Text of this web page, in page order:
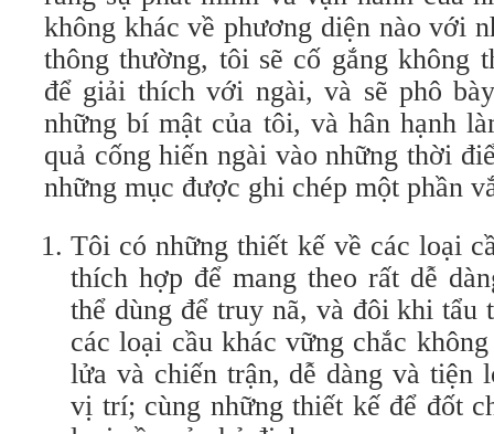
không khác về phương diện nào với
thông thường, tôi sẽ cố gắng không
để giải thích với ngài, và sẽ phô
những bí mật của tôi, và hân hạnh
quả cống hiến ngài vào những thời
những mục được ghi chép một
Tôi có những thiết kế về các loại
thích hợp để mang theo rất dễ
thể dùng để truy nã, và đôi khi tẩu
các loại cầu khác vững chắc
lửa và chiến trận, dễ dàng và tiện
vị trí; cùng những thiết kế để đốt